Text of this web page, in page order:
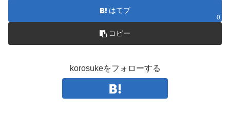
はてブ
0
コピー
korosukeをフォローする